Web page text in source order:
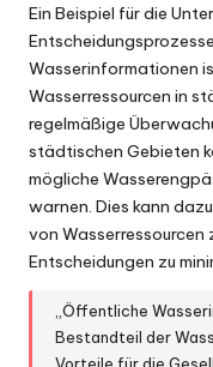
Ein Beispiel für die
Wasserinformationen
Wasserressourcen in
regelmäßige
städtischen Gebieten
mögliche
warnen. Dies kann
von Wasserressourcen
Entscheidungen zu
„Öffentliche
Bestandteil der